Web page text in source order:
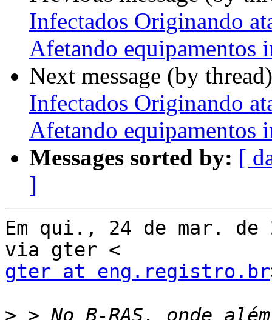
Infectados Originando
Afetando equipamentos
Next message (by
Infectados Originando
Afetando equipamentos
Messages sorted by: [
]
Em qui., 24 de mar. de
gter at eng.registro.br
> > No B-RAS, onde